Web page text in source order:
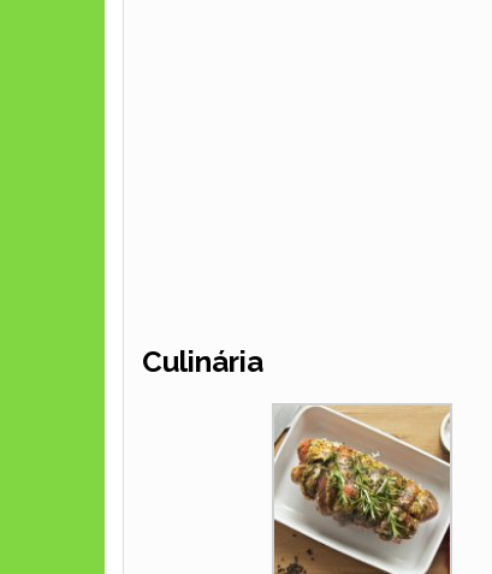
Culinária